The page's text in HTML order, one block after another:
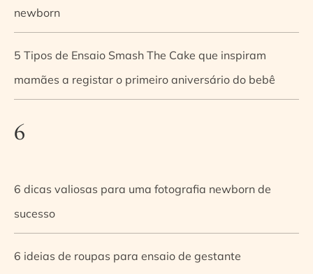
newborn
5 Tipos de Ensaio Smash The Cake que inspiram
mamães a registar o primeiro aniversário do bebê
6
6 dicas valiosas para uma fotografia newborn de
sucesso
6 ideias de roupas para ensaio de gestante